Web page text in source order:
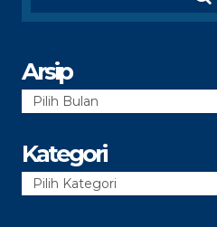
Arsip
Arsip
Kategori
Kategori